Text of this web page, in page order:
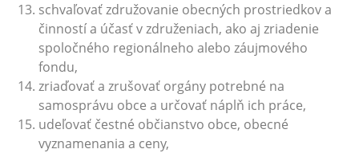
schvaľovať združovanie obecných prostriedkov a
činností a účasť v združeniach, ako aj zriadenie
spoločného regionálneho alebo záujmového
fondu,
zriaďovať a zrušovať orgány potrebné na
samosprávu obce a určovať náplň ich práce,
udeľovať čestné občianstvo obce, obecné
vyznamenania a ceny,